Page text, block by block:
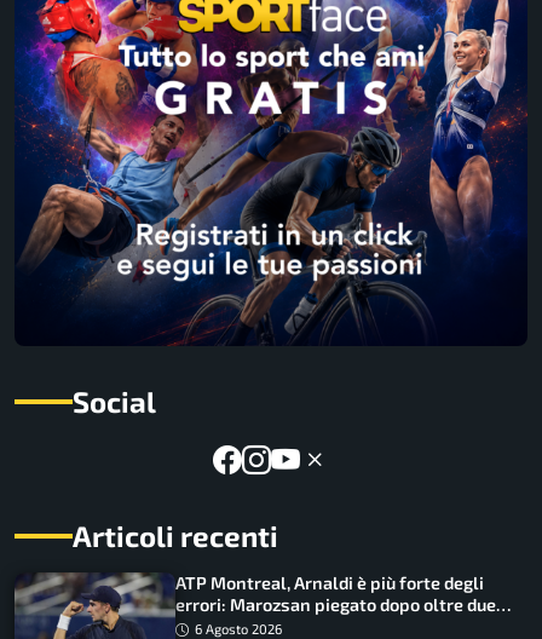
Social
Articoli recenti
ATP Montreal, Arnaldi è più forte degli
errori: Marozsan piegato dopo oltre due
ore6 Agosto 2026